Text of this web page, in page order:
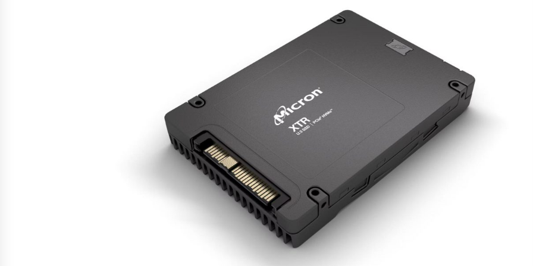
З 1 липня без е-квитка неможливо
буде проїхатися у громадському
транспорті Києва
Актуальность соковарки: для чего
необходим прибор?
4 роки ago
У КМДА запевнили, що рішення про
закриття Києва на в’їзд та виїзд не
6 років ago